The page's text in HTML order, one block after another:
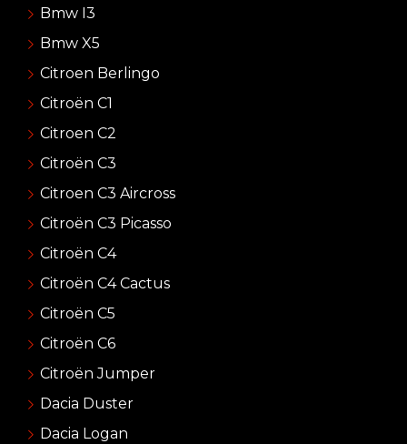
Bmw I3
Bmw X5
Citroen Berlingo
Citroën C1
Citroen C2
Citroën C3
Citroen C3 Aircross
Citroën C3 Picasso
Citroën C4
Citroën C4 Cactus
Citroën C5
Citroën C6
Citroën Jumper
Dacia Duster
Dacia Logan